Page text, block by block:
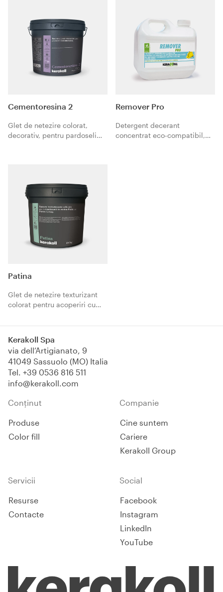
Cementoresina 2
Glet de netezire colorat,
decorativ, pentru pardoseli
Remover Pro
Detergent decerant
concentrat eco-compatibil,
Patina​
Glet de netezire texturizant
colorat pentru acoperiri cu
Kerakoll Spa
via dell’Artigianato, 9
41049 Sassuolo (MO) Italia
Tel. +39 0536 816 511
info@kerakoll.com
Conținut
Produse
Color fill
Companie
Cine suntem
Cariere
Kerakoll Group
Servicii
Resurse
Contacte
Social
Facebook
Instagram
LinkedIn
YouTube